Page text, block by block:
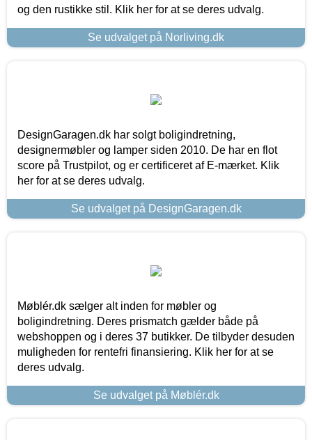
og den rustikke stil. Klik her for at se deres udvalg.
Se udvalget på Norliving.dk
DesignGaragen.dk har solgt boligindretning,
designermøbler og lamper siden 2010. De har en flot
score på Trustpilot, og er certificeret af E-mærket. Klik
her for at se deres udvalg.
Se udvalget på DesignGaragen.dk
Møblér.dk sælger alt inden for møbler og
boligindretning. Deres prismatch gælder både på
webshoppen og i deres 37 butikker. De tilbyder desuden
muligheden for rentefri finansiering. Klik her for at se
deres udvalg.
Se udvalget på Møblér.dk